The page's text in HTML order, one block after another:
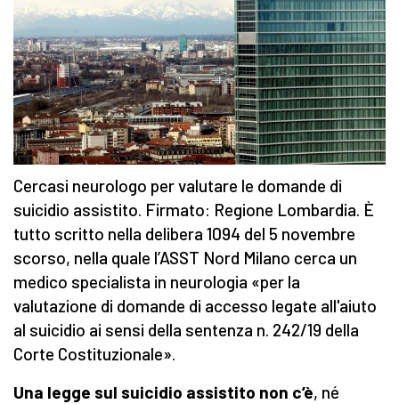
Cercasi neurologo per valutare le domande di
suicidio assistito. Firmato: Regione Lombardia. È
tutto scritto nella delibera 1094 del 5 novembre
scorso, nella quale l’ASST Nord Milano cerca un
medico specialista in neurologia «per la
valutazione di domande di accesso legate all'aiuto
al suicidio ai sensi della sentenza n. 242/19 della
Corte Costituzionale».
Una legge sul suicidio assistito non c’è, né